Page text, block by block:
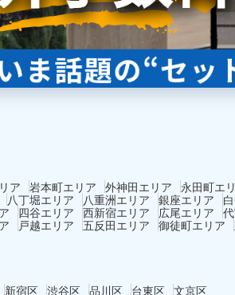
ア 岩本町エリア 外神田エリア
永田町エ
八丁堀エリア 八重洲エリア 銀座エリア
四谷エリア 西新宿エリア 広尾エリア
戸越エリア 五反田エリア 御徒町エリア
新宿区 渋谷区 品川区 台東区 文京区